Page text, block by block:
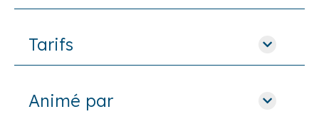
Tarifs
Animé par